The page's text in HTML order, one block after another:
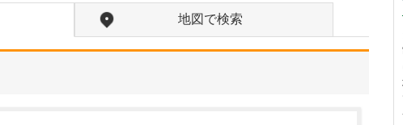
地図で検索
内視鏡検査は、どのくらいの頻度で受けるとよ
患者さんの年齢などにも